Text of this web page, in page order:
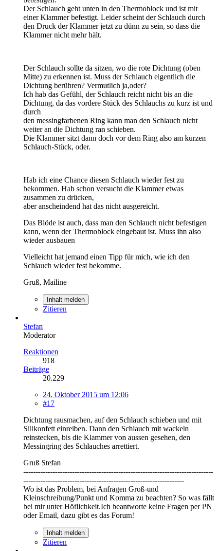
Der Schlauch geht unten in den Thermoblock und ist mit
einer Klammer befestigt. Leider scheint der Schlauch durch
den Druck der Klammer jetzt zu dünn zu sein, so dass die
Klammer nicht mehr hält.
Der Schlauch sollte da sitzen, wo die rote Dichtung (oben
Mitte) zu erkennen ist. Muss der Schlauch eigentlich die
Dichtung berühren? Vermutlich ja,oder?
Ich hab das Gefühl, der Schlauch reicht nicht bis an die
Dichtung, da das vordere Stück des Schlauchs zu kurz ist und
durch
den messingfarbenen Ring kann man den Schlauch nicht
weiter an die Dichtung ran schieben.
Die Klammer sitzt dann doch vor dem Ring also am kurzen
Schlauch-Stück, oder.
Hab ich eine Chance diesen Schlauch wieder fest zu
bekommen. Hab schon versucht die Klammer etwas
zusammen zu drücken,
aber anscheindend hat das nicht ausgereicht.
Das Blöde ist auch, dass man den Schlauch nicht befestigen
kann, wenn der Thermoblock eingebaut ist. Muss ihn also
wieder ausbauen
Vielleicht hat jemand einen Tipp für mich, wie ich den
Schlauch wieder fest bekomme.
Gruß, Mailine
Inhalt melden
Zitieren
Stefan
Moderator
Reaktionen
918
Beiträge
20.229
24. Oktober 2015 um 12:06
#17
Dichtung rausmachen, auf den Schlauch schieben und mit
Silikonfett einreiben. Dann den Schlauch mit wackeln
reinstecken, bis die Klammer von aussen gesehen, den
Messingring des Schlauches arrettiert.
Gruß Stefan
------------------------------------------------------------------------------
------------------------------------------------------------------
Wo ist das Problem, bei Anfragen Groß-und
Kleinschreibung/Punkt und Komma zu beachten? So was fällt
bei mir unter Höflichkeit.Ich beantworte keine Fragen per PN
oder Email, dazu gibt es das Forum!
Inhalt melden
Zitieren